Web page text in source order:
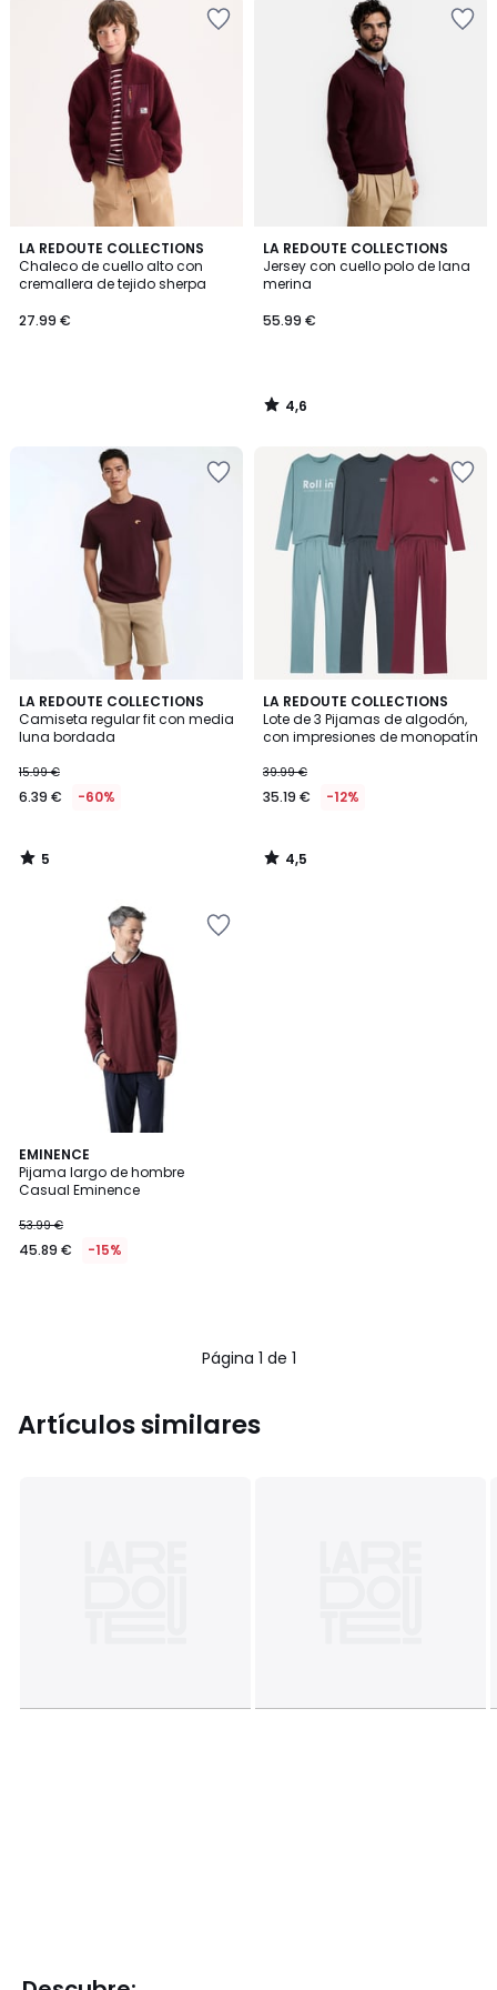
LA REDOUTE COLLECTIONS
Chaleco de cuello alto con
cremallera de tejido sherpa
27.99 €
LA REDOUTE COLLECTIONS
Jersey con cuello polo de lana
merina
55.99 €
4,6
/ 5
4,6
/
LA REDOUTE COLLECTIONS
Camiseta regular fit con media
luna bordada
15.99 €
6.39 € -60%
5
/
5
5
/
LA REDOUTE COLLECTIONS
Lote de 3 Pijamas de algodón,
con impresiones de monopatín
39.99 €
35.19 € -12%
4,5
/ 5
4,5
/
EMINENCE
Pijama largo de hombre
Casual Eminence
53.99 €
45.89 € -15%
Página 1 de 1
Artículos similares